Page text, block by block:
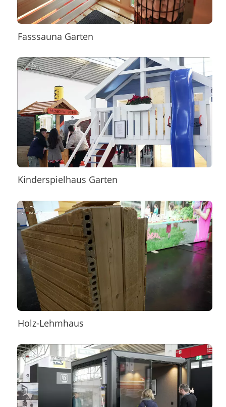
Fasssauna Garten
Kinderspielhaus Garten
Holz-Lehmhaus